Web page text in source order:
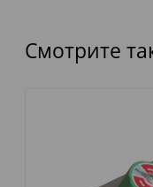
Смотрите